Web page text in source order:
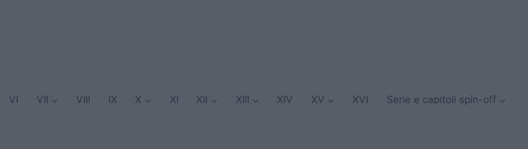
VI VII VIII IX X XI XII XIII XIV XV XVI Serie e capitoli spin-off